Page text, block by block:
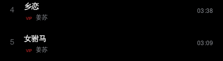
4 乡恋
VIP 姜苏
03:38
5 女驸马
VIP 姜苏
03:09